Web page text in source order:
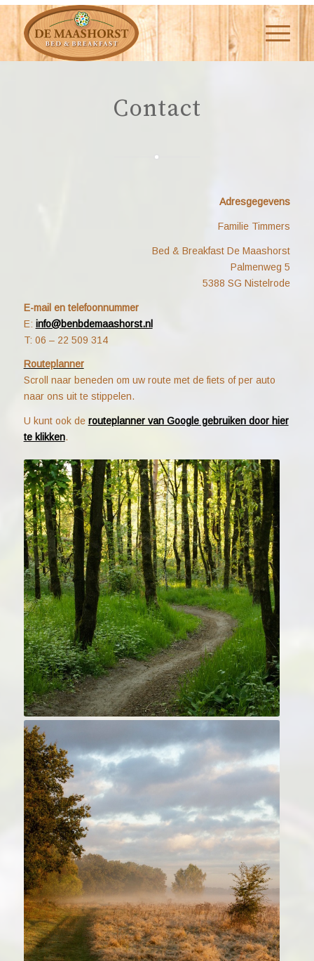
Contact
Adresgegevens
Familie Timmers
Bed & Breakfast De Maashorst
Palmenweg 5
5388 SG Nistelrode
E-mail en telefoonnummer
E: info@benbdemaashorst.nl
T: 06 – 22 509 314
Routeplanner
Scroll naar beneden om uw route met de fiets of per auto
naar ons uit te stippelen.
U kunt ook de routeplanner van Google gebruiken door hier
te klikken.